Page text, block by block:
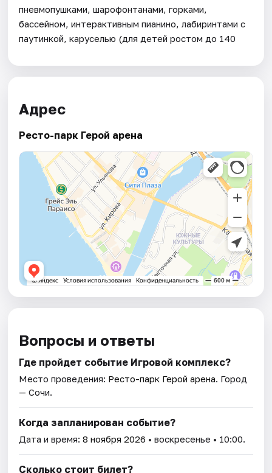
пневмопушками, шарофонтанами, горками,
бассейном, интерактивным пианино, лабиринтами с
паутинкой, каруселью (для детей ростом до 140
Адрес
Ресто-парк Герой арена
Вопросы и ответы
Где пройдет событие Игровой комплекс?
Место проведения: Ресто-парк Герой арена. Город
— Сочи.
Когда запланирован событие?
Дата и время:8 ноября 2026 • воскресенье • 10:00.
Сколько стоит билет?